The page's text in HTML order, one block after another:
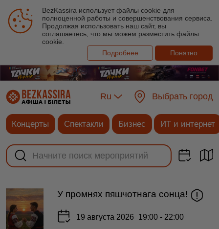
BezKassira использует файлы cookie для
полноценной работы и совершенствования сервиса.
Продолжая использовать наш сайт, вы
соглашаетесь, что мы можем разместить файлы
cookie.
Подробнее
Понятно
Ru Выбрать город
Концерты Спектакли Бизнес ИТ и интернет
У промнях пяшчотнага сонца!
19 августа 2026 19:00 - 22:00